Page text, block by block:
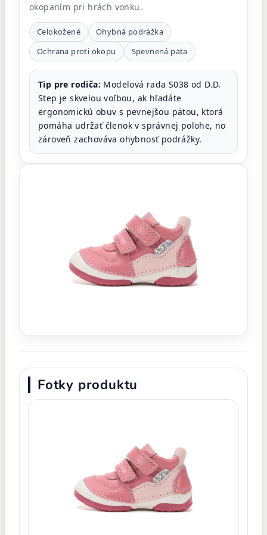
okopaním pri hrách vonku.
Celokožené
Ohybná podrážka
Ochrana proti okopu
Spevnená päta
Tip pre rodiča: Modelová rada S038 od D.D.
Step je skvelou voľbou, ak hľadáte
ergonomickú obuv s pevnejšou pätou, ktorá
pomáha udržať členok v správnej polohe, no
zároveň zachováva ohybnosť podrážky.
Fotky produktu